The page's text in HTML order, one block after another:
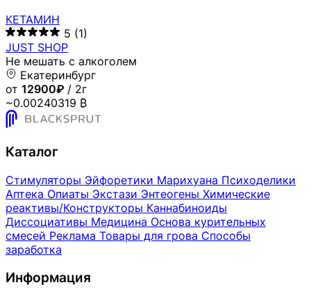
КЕТАМИН
5 (1)
JUST SHOP
Не мешать с алкоголем
Екатеринбург
от 12900₽ / 2г
~0.00240319 ₿
Каталог
Стимуляторы Эйфоретики Марихуана Психоделики
Аптека Опиаты Экстази Энтеогены Химические
реактивы/Конструкторы Каннабиноиды
Диссоциативы Медицина Основа курительных
смесей Реклама Товары для грова Способы
заработка
Информация